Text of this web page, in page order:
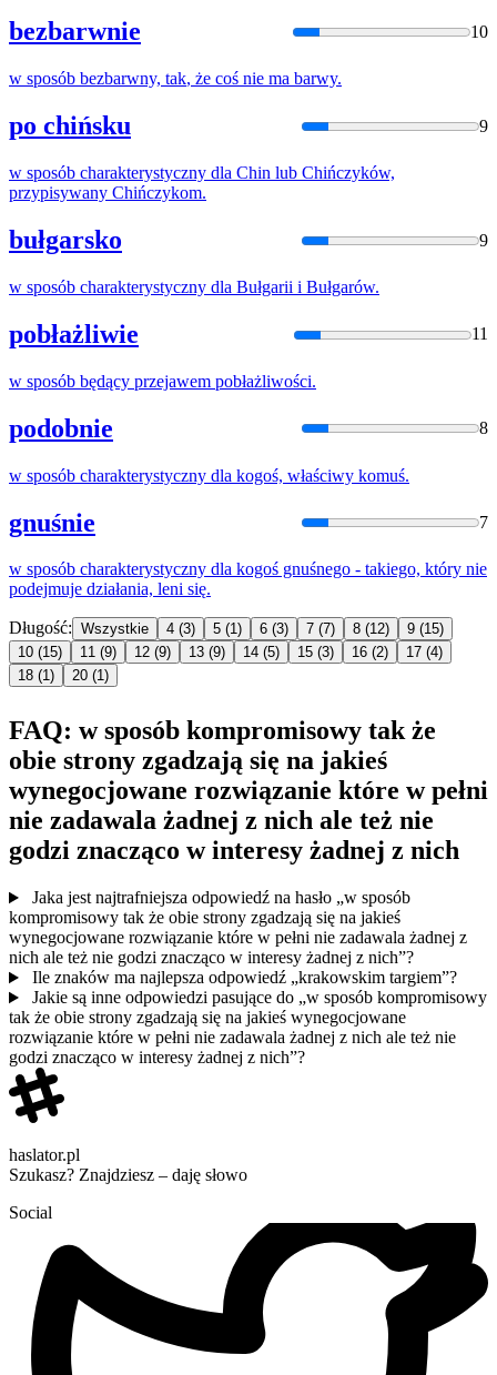
bezbarwnie 10
w sposób bezbarwny, tak, że coś nie ma barwy.
po chińsku 9
w sposób charakterystyczny dla Chin lub Chińczyków,
przypisywany Chińczykom.
bułgarsko 9
w sposób charakterystyczny dla Bułgarii i Bułgarów.
pobłażliwie 11
w sposób będący przejawem pobłażliwości.
podobnie 8
w sposób charakterystyczny dla kogoś, właściwy komuś.
gnuśnie 7
w sposób charakterystyczny dla kogoś gnuśnego - takiego, który nie
podejmuje działania, leni się.
Długość: Wszystkie 4 (3) 5 (1) 6 (3) 7 (7) 8 (12) 9 (15)
10 (15) 11 (9) 12 (9) 13 (9) 14 (5) 15 (3) 16 (2) 17 (4)
18 (1) 20 (1)
FAQ: w sposób kompromisowy tak że
obie strony zgadzają się na jakieś
wynegocjowane rozwiązanie które w pełni
nie zadawala żadnej z nich ale też nie
godzi znacząco w interesy żadnej z nich
Jaka jest najtrafniejsza odpowiedź na hasło „w sposób
kompromisowy tak że obie strony zgadzają się na jakieś
wynegocjowane rozwiązanie które w pełni nie zadawala żadnej z
nich ale też nie godzi znacząco w interesy żadnej z nich”?
Ile znaków ma najlepsza odpowiedź „krakowskim targiem”?
Jakie są inne odpowiedzi pasujące do „w sposób kompromisowy
tak że obie strony zgadzają się na jakieś wynegocjowane
rozwiązanie które w pełni nie zadawala żadnej z nich ale też nie
godzi znacząco w interesy żadnej z nich”?
haslator.pl
Szukasz? Znajdziesz – daję słowo
Social